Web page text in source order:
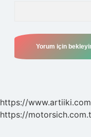
https://
https://